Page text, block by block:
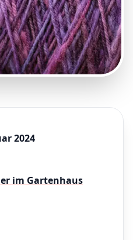
2024
im Gartenhaus